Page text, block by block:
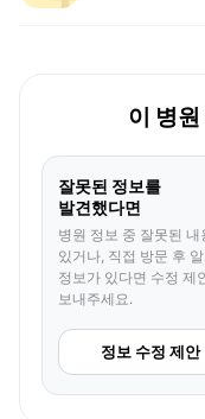
이 병
잘못된 정보를
발견했다면
병원 정보 중 잘못된 내
있거나, 직접 방문 후
정보가 있다면 수정 제
보내주세요.
정보 수정 제안